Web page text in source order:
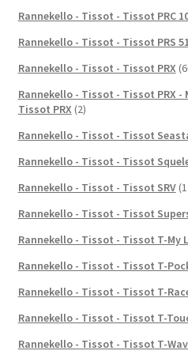
Rannekello - Tissot - Tissot PRC
Rannekello - Tissot - Tissot PRS
Rannekello - Tissot - Tissot PRX
Rannekello - Tissot - Tissot PRX
Tissot PRX (2)
Rannekello - Tissot - Tissot
Rannekello - Tissot - Tissot
Rannekello - Tissot - Tissot SRV
Rannekello - Tissot - Tissot
Rannekello - Tissot - Tissot T-My
Rannekello - Tissot - Tissot T-
Rannekello - Tissot - Tissot T-
Rannekello - Tissot - Tissot T-
Rannekello - Tissot - Tissot T-